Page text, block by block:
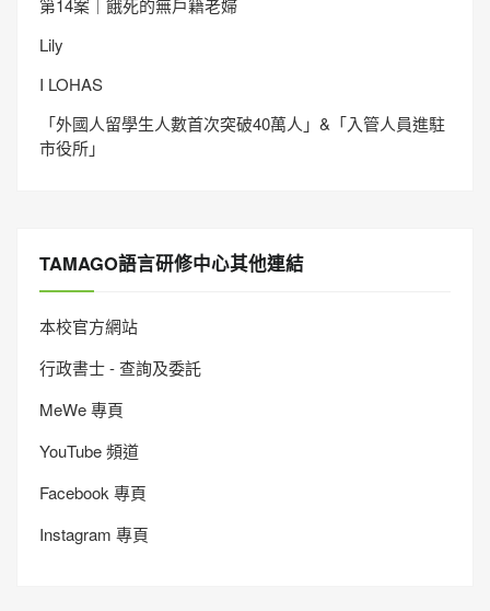
第14案｜餓死的無戶籍老婦
Lily
I LOHAS
「外國人留學生人數首次突破40萬人」&「入管人員進駐
市役所」
TAMAGO語言研修中心其他連結
本校官方網站
行政書士 - 查詢及委託
MeWe 專頁
YouTube 頻道
Facebook 專頁
Instagram 專頁